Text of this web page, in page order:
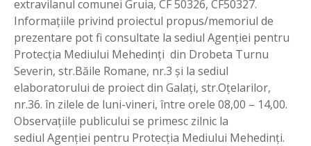
extravilanul comunei Gruia, CF 50326, CF50327.
Informaţiile privind proiectul propus/memoriul de
prezentare pot fi consultate la sediul Agenţiei pentru
Protecţia Mediului Mehedinţi din Drobeta Turnu
Severin, str.Băile Romane, nr.3 şi la sediul
elaboratorului de proiect din Galaţi, str.Oţelarilor,
nr.36. în zilele de luni-vineri, între orele 08,00 – 14,00.
Observaţiile publicului se primesc zilnic la
sediul Agenţiei pentru Protecţia Mediului Mehedinţi.